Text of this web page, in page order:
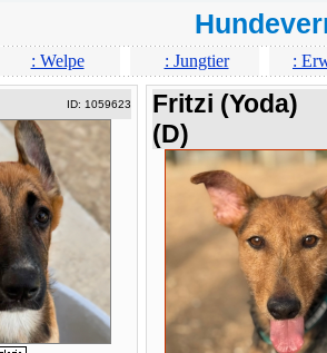
: Welpe : Jungtier :
ID: 1059623
Fritzi (Yoda)
(D)